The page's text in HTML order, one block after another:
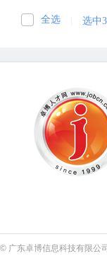
全选 选中
© 广东卓博信息科技有限公司